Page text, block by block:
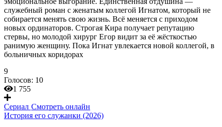
служебный роман с женатым коллегой Игнатом, который не
собирается менять свою жизнь. Всё меняется с приходом
новых ординаторов. Строгая Кира получает репутацию
стервы, но молодой хирург Егор видит за её жёсткостью
ранимую женщину. Пока Игнат увлекается новой коллегой, в
больничных коридорах
9
Голосов: 10
1 755
Сериал Смотреть онлайн
История его служанки (2026)